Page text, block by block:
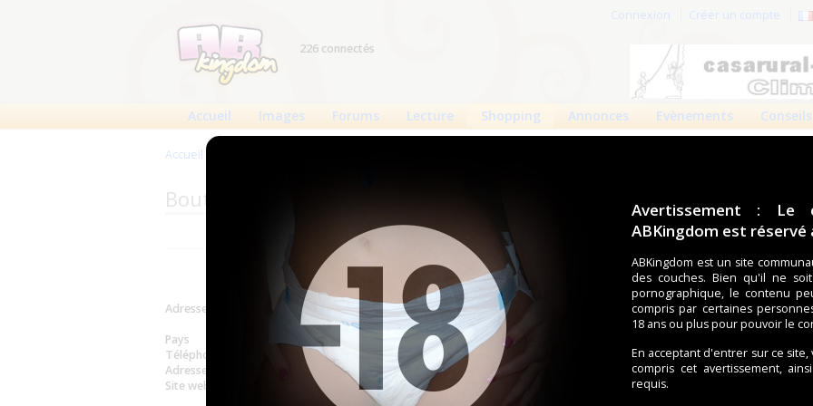
Avertissement : Le
ABKingdom est réservé
ABKingdom est un site
des couches. Bien qu'il ne
pornographique, le contenu
compris par certaines
18 ans ou plus pour pouvoir le
En acceptant d'entrer sur ce
compris cet avertissement,
requis.
Connexion Créer un compte
226 connectés
Accueil Images Forums Lecture Shopping Annonces Evènements Conseils
Accueil
Boutique : Quality Homecare Products
Informations mises à jour le 18 janv. 2014 2832 vues
Adresse
54 The Legends Parkway #155 - Eureka, MO 63025
Voir sur la carte
Pays
États-Unis
Téléphone
1 866 822 1692
Adresse email
store@qualityhomecareproducts.com
Site web
http://www.qualityhomecareproducts.com/